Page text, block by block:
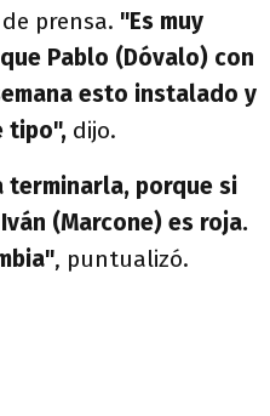
prensa. "Es muy
Pablo (Dóvalo) con
esto instalado y
tipo", dijo.
terminarla, porque si
(Marcone) es roja.
, puntualizó.